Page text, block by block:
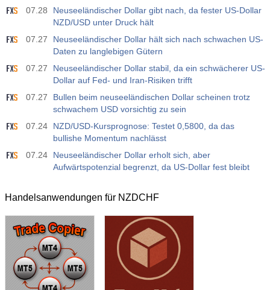
07.28
Neuseeländischer Dollar gibt nach, da fester US-Dollar
NZD/USD unter Druck hält
07.27
Neuseeländischer Dollar hält sich nach schwachen US-
Daten zu langlebigen Gütern
07.27
Neuseeländischer Dollar stabil, da ein schwächerer US-
Dollar auf Fed- und Iran-Risiken trifft
07.27
Bullen beim neuseeländischen Dollar scheinen trotz
schwachem USD vorsichtig zu sein
07.24
NZD/USD-Kursprognose: Testet 0,5800, da das
bullishe Momentum nachlässt
07.24
Neuseeländischer Dollar erholt sich, aber
Aufwärtspotenzial begrenzt, da US-Dollar fest bleibt
Handelsanwendungen für NZDCHF